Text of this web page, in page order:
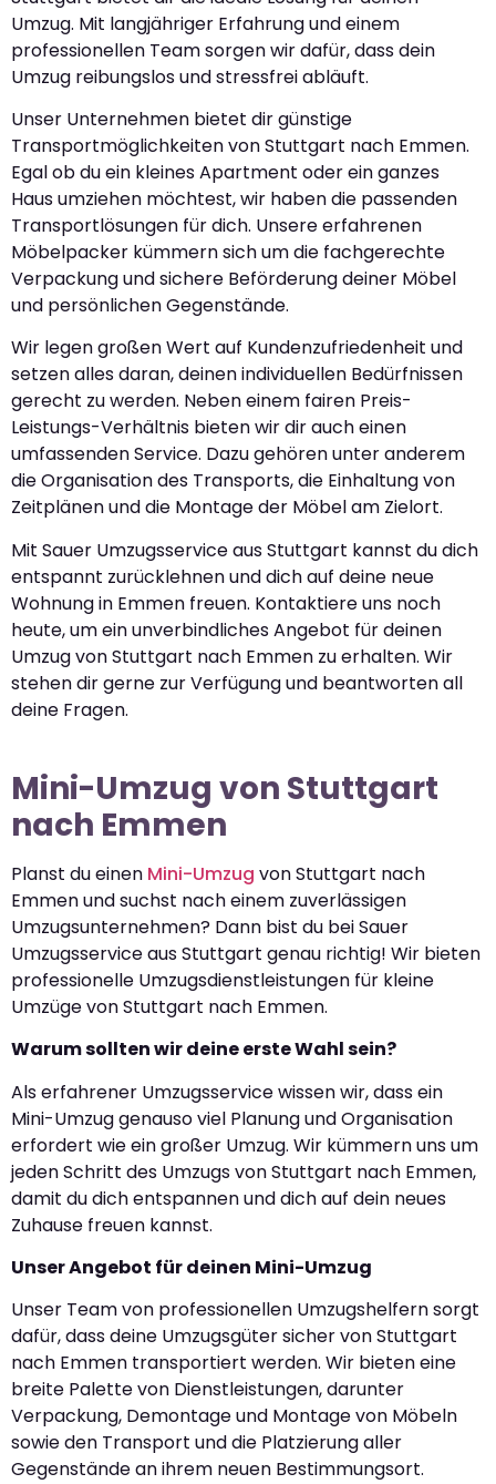
Umzug. Mit langjähriger Erfahrung und einem
professionellen Team sorgen wir dafür, dass dein
Umzug reibungslos und stressfrei abläuft.
Unser Unternehmen bietet dir günstige
Transportmöglichkeiten von Stuttgart nach Emmen.
Egal ob du ein kleines Apartment oder ein ganzes
Haus umziehen möchtest, wir haben die passenden
Transportlösungen für dich. Unsere erfahrenen
Möbelpacker kümmern sich um die fachgerechte
Verpackung und sichere Beförderung deiner Möbel
und persönlichen Gegenstände.
Wir legen großen Wert auf Kundenzufriedenheit und
setzen alles daran, deinen individuellen Bedürfnissen
gerecht zu werden. Neben einem fairen Preis-
Leistungs-Verhältnis bieten wir dir auch einen
umfassenden Service. Dazu gehören unter anderem
die Organisation des Transports, die Einhaltung von
Zeitplänen und die Montage der Möbel am Zielort.
Mit Sauer Umzugsservice aus Stuttgart kannst du dich
entspannt zurücklehnen und dich auf deine neue
Wohnung in Emmen freuen. Kontaktiere uns noch
heute, um ein unverbindliches Angebot für deinen
Umzug von Stuttgart nach Emmen zu erhalten. Wir
stehen dir gerne zur Verfügung und beantworten all
deine Fragen.
Mini-Umzug von Stuttgart
nach Emmen
Planst du einen Mini-Umzug von Stuttgart nach
Emmen und suchst nach einem zuverlässigen
Umzugsunternehmen? Dann bist du bei Sauer
Umzugsservice aus Stuttgart genau richtig! Wir bieten
professionelle Umzugsdienstleistungen für kleine
Umzüge von Stuttgart nach Emmen.
Warum sollten wir deine erste Wahl sein?
Als erfahrener Umzugsservice wissen wir, dass ein
Mini-Umzug genauso viel Planung und Organisation
erfordert wie ein großer Umzug. Wir kümmern uns um
jeden Schritt des Umzugs von Stuttgart nach Emmen,
damit du dich entspannen und dich auf dein neues
Zuhause freuen kannst.
Unser Angebot für deinen Mini-Umzug
Unser Team von professionellen Umzugshelfern sorgt
dafür, dass deine Umzugsgüter sicher von Stuttgart
nach Emmen transportiert werden. Wir bieten eine
breite Palette von Dienstleistungen, darunter
Verpackung, Demontage und Montage von Möbeln
sowie den Transport und die Platzierung aller
Gegenstände an ihrem neuen Bestimmungsort.